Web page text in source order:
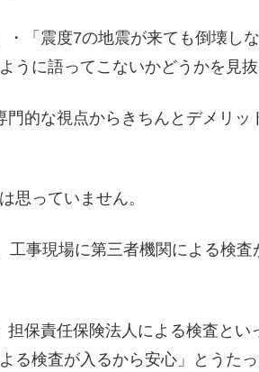
「震度7の地震が来ても倒壊し
うに語ってこないかどうかを見抜
的な視点からきちんとデメリッ
思っていません。
事現場に第三者機関による検査
保責任保険法人による検査とい
る検査が入るから安心」とうた